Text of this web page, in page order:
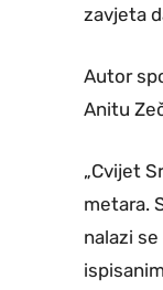
zavjeta
Autor
Anitu
„Cvijet
metara.
nalazi